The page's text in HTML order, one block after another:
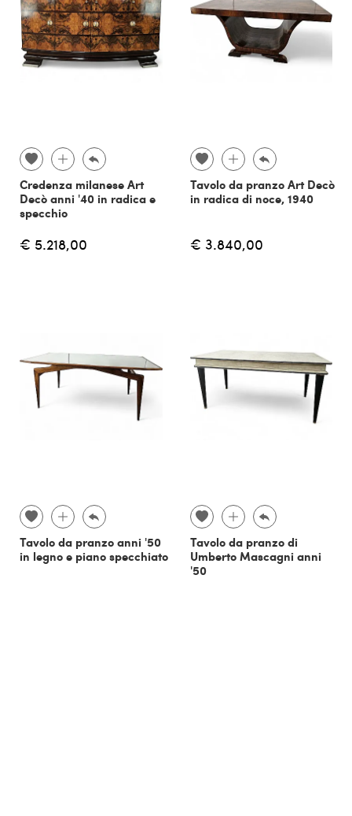
Credenza milanese Art
Decò anni '40 in radica e
specchio
€ 5.218,00
Tavolo da pranzo Art Decò
in radica di noce, 1940
€ 3.840,00
Tavolo da pranzo anni '50
in legno e piano specchiato
Tavolo da pranzo di
Umberto Mascagni anni
'50